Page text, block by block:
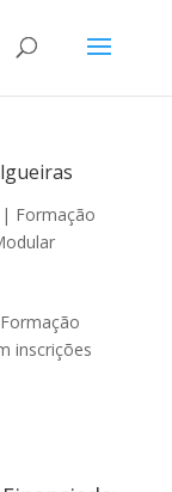
Formação
inscrições